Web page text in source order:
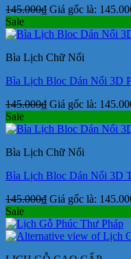
145.000₫ Giá gốc là:
Sale
Bìa Lịch Chữ Nổi
Bìa Lịch Bloc Dán Nổi 3D
145.000₫ Giá gốc là:
Sale
Bìa Lịch Chữ Nổi
Bìa Lịch Bloc Dán Nổi 3D
145.000₫ Giá gốc là:
Sale